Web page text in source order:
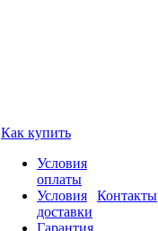
Как купить
Условия
оплаты
Условия
доставки
Гарантия
Контакты